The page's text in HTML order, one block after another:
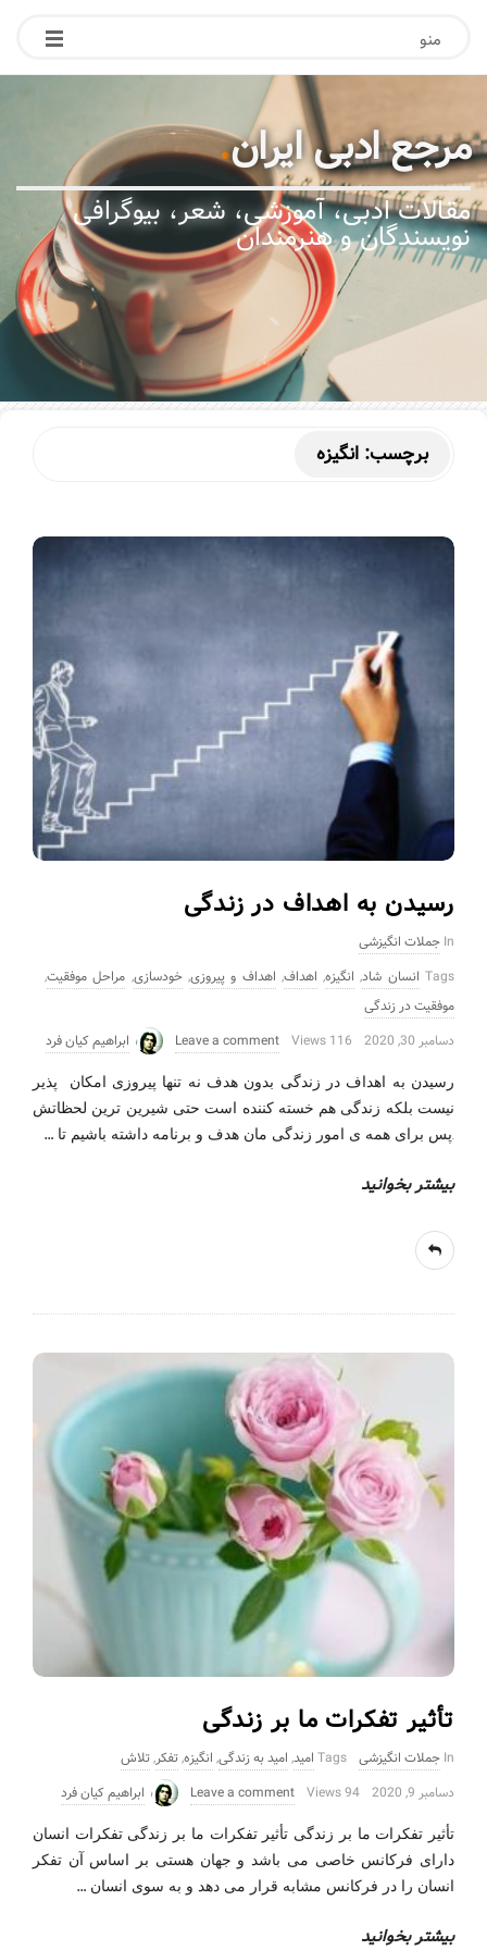
منو
مرجع ادبی ایران.
مقالات ادبی، آموزشی، شعر، بیوگرافی
نویسندگان و هنرمندان
برچسب: انگیزه
رسیدن به اهداف در زندگی
In جملات انگیزشی
Tags انسان شاد, انگیزه, اهداف, اهداف و پیروزی,خودسازی, مراحل موفقیت,
موفقیت در زندگی
دسامبر 30, 2020
116 Views
Leave a comment ابراهیم کیان فرد
رسیدن به اهداف در زندگی بدون هدف نه تنها پیروزی امکان پذیر
نیست بلکه زندگی هم خسته کننده است حتی شیرین ترین لحظاتش
.پس برای همه ی امور زندگی مان هدف و برنامه داشته باشیم تا …
بیشتر بخوانید
تأثیر تفکرات ما بر زندگی
In جملات انگیزشی Tags امید, امید به زندگی, انگیزه,تفکر,تلاش
دسامبر 9, 2020
94 Views
Leave a comment ابراهیم کیان فرد
تأثیر تفکرات ما بر زندگی تأثیر تفکرات ما بر زندگی تفکرات انسان
دارای فرکانس خاصی می باشد و جهان هستی بر اساس آن تفکر
انسان را در فرکانس مشابه قرار می دهد و به سوی انسان …
بیشتر بخوانید